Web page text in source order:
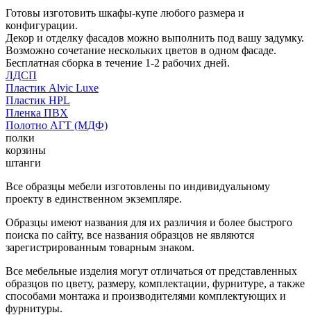
Готовы изготовить шкафы-купе любого размера и
конфигурации.
Декор и отделку фасадов можно выполнить под вашу задумку.
Возможно сочетание нескольких цветов в одном фасаде.
Бесплатная сборка в течение 1-2 рабочих дней.
ЛДСП
Пластик Alvic Luxe
Пластик HPL
Пленка ПВХ
Полотно АГТ (МДФ)
полки
корзины
штанги
Все образцы мебели изготовлены по индивидуальному
проекту в единственном экземпляре.
Образцы имеют названия для их различия и более быстрого
поиска по сайту, все названия образцов не являются
зарегистрированным товарным знаком.
Все мебельные изделия могут отличаться от представленных
образцов по цвету, размеру, комплектации, фурнитуре, а также
способами монтажа и производителями комплектующих и
фурнитуры.